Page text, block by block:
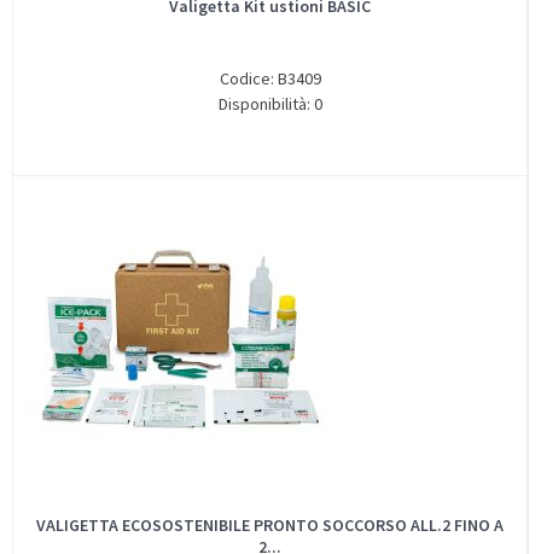
Valigetta Kit ustioni BASIC
Codice: B3409
Disponibilità: 0
VALIGETTA ECOSOSTENIBILE PRONTO SOCCORSO ALL.2 FINO A
2...